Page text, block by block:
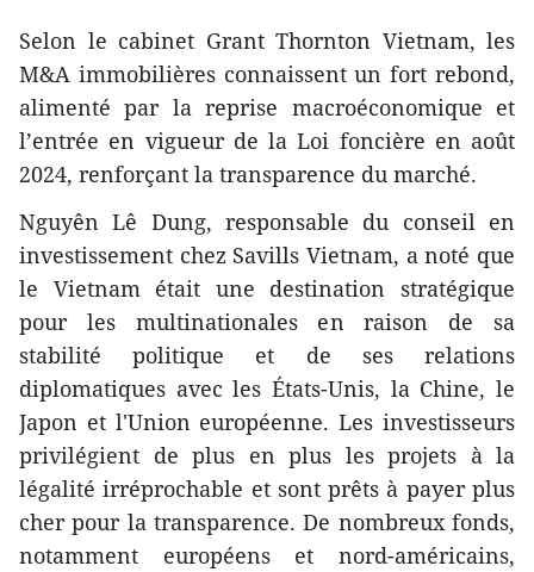
Selon le cabinet Grant Thornton Vietnam, les
M&A immobilières connaissent un fort rebond,
alimenté par la reprise macroéconomique et
l’entrée en vigueur de la Loi foncière en août
2024, renforçant la transparence du marché.
Nguyên Lê Dung, responsable du conseil en
investissement chez Savills Vietnam, a noté que
le Vietnam était une destination stratégique
pour les multinationales en raison de sa
stabilité politique et de ses relations
diplomatiques avec les États-Unis, la Chine, le
Japon et l'Union européenne. Les investisseurs
privilégient de plus en plus les projets à la
légalité irréprochable et sont prêts à payer plus
cher pour la transparence. De nombreux fonds,
notamment européens et nord-américains,